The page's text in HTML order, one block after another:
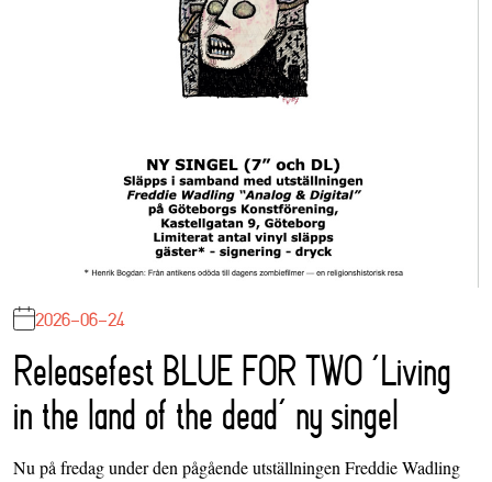
2026-06-24
Releasefest BLUE FOR TWO ‘Living
in the land of the dead’ ny singel
Nu på fredag under den pågående utställningen Freddie Wadling